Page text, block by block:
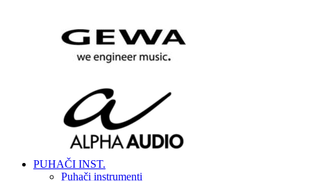
PUHAČI INST.
Puhači instrumenti